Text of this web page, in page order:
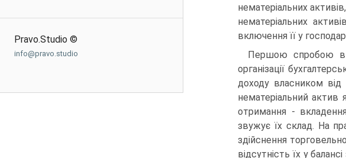
Pravo.Studio ©
info@pravo.studio
нематеріальних
нематеріальних
включення її у
Першою спробою
організації
доходу власником
нематеріальний
отримання -
звужує їх склад. На
здійснення
відсутність їх у